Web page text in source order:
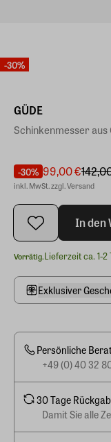
-30%
GÜDE
Schinkenmesser aus
-30% 99,00 €
inkl. MwSt. zzgl. Versand
In den
Vorrätig.Lieferzeit ca. 1-2
Exklusiver
Persönliche
+49 (0) 40 32
30 Tage
Damit Sie alle